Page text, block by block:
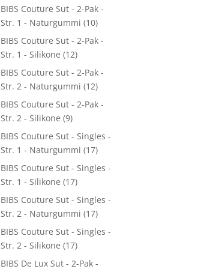
BIBS Couture Sut - 2-Pak -
Str. 1 - Naturgummi (10)
BIBS Couture Sut - 2-Pak -
Str. 1 - Silikone (12)
BIBS Couture Sut - 2-Pak -
Str. 2 - Naturgummi (12)
BIBS Couture Sut - 2-Pak -
Str. 2 - Silikone (9)
BIBS Couture Sut - Singles -
Str. 1 - Naturgummi (17)
BIBS Couture Sut - Singles -
Str. 1 - Silikone (17)
BIBS Couture Sut - Singles -
Str. 2 - Naturgummi (17)
BIBS Couture Sut - Singles -
Str. 2 - Silikone (17)
BIBS De Lux Sut - 2-Pak -